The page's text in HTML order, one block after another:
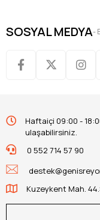
SOSYAL MEDYA-
Haftaiçi 09:00 -
ulaşabilirsiniz.
0 552 714 57 90
Kuzeykent Mah.